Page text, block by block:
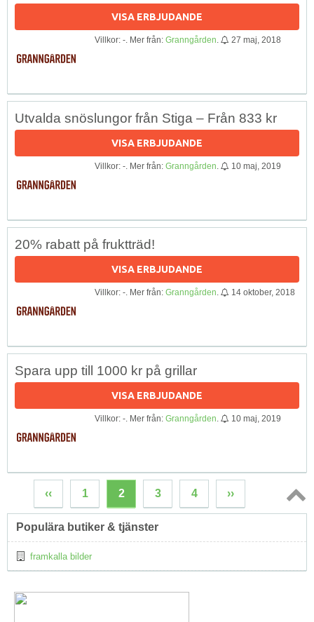
VISA ERBJUDANDE
Villkor: -. Mer från: Granngården 27 maj, 2018
Utvalda snöslungor från Stiga – Från 833 kr
VISA ERBJUDANDE
Villkor: -. Mer från: Granngården 10 maj, 2019
20% rabatt på fruktträd!
VISA ERBJUDANDE
Villkor: -. Mer från: Granngården 14 oktober, 2018
Spara upp till 1000 kr på grillar
VISA ERBJUDANDE
Villkor: -. Mer från: Granngården 10 maj, 2019
‹‹ 1 2 3 4 ››
Topp
Populära butiker & tjänster
framkalla bilder